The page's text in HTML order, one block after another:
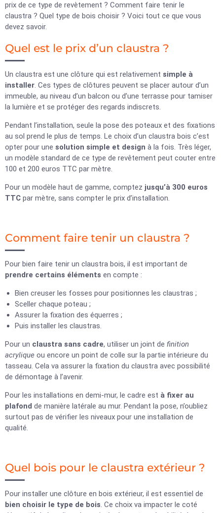
prix de ce type de revètement ? Comment faire tenir le
claustra ? Quel type de bois choisir ? Voici tout ce que vous
devez savoir.
Quel est le prix d’un claustra ?
Un claustra est une clôture qui est relativement simple à
installer. Ces types de clôtures peuvent se placer autour d’un
immeuble, au niveau d’un balcon ou d’une terrasse pour tamiser
la lumière et se protéger des regards indiscrets.
Pendant l’installation, seule la pose des poteaux et des fixations
au sol prend le plus de temps. Le choix d’un claustra bois c’est
opter pour une solution simple et design à la fois. Très léger,
un modèle standard de ce type de revêtement peut couter entre
100 et 200 euros TTC par mètre.
Pour un modèle haut de gamme, comptez jusqu’à 300 euros
TTC par mètre, sans compter le prix d’installation.
Comment faire tenir un claustra ?
Pour bien faire tenir un claustra bois, il est important de
prendre certains éléments en compte :
Bien creuser les fosses pour positionnes les claustras ;
Sceller chaque poteau ;
Assurer la fixation des équerres ;
Puis installer les claustras.
Pour un claustra sans cadre, utiliser un joint de finition
acrylique ou encore un point de colle sur la partie intérieure du
tasseau. Cela va assurer la fixation du claustra avec possibilité
de démontage à l’avenir.
Pour les installations en demi-mur, le cadre est à fixer au
plafond de manière latérale au mur. Pendant la pose, n’oubliez
surtout pas de vérifier les niveaux pour une installation de
qualité.
Quel bois pour le claustra extérieur ?
Pour installer une clôture en bois extérieur, il est essentiel de
bien choisir le type de bois. Ce choix va impacter le coté